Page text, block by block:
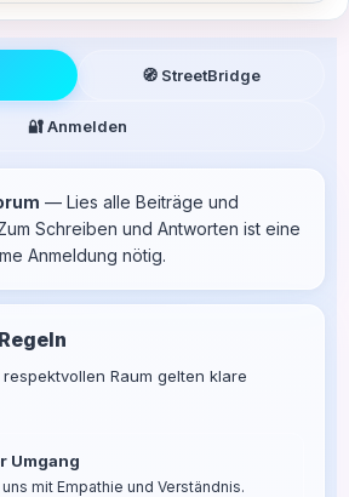
🧭 StreetBridge
🔐 Anmelden
— Lies alle Beiträge und
Schreiben und Antworten ist eine
Anmeldung nötig.
Raum gelten klare
Umgang
mit Empathie und Verständnis.